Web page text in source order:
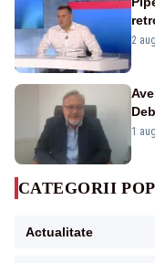
2
1
CATEGORII
Actualitate